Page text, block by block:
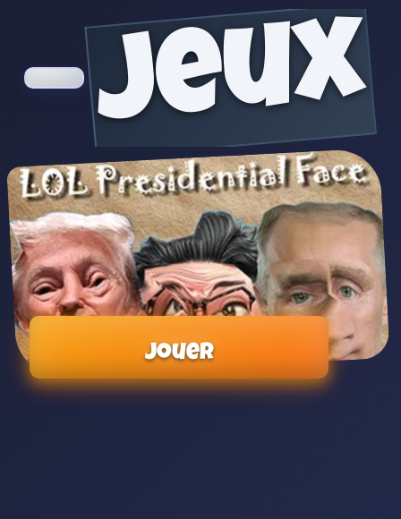
jeux
Jouer